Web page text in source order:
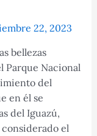
22, 2023
bellezas
Parque Nacional
del
en él se
del Iguazú,
el